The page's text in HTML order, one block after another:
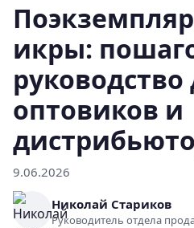
икры:
руководство
оптовиков и
9.06.2026
Николай Стариков
Руководитель отдела